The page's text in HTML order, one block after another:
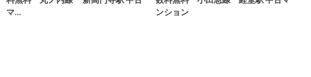
マ…
ンション